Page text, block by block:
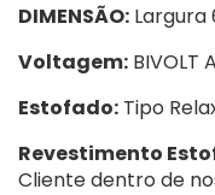
DIMENSÃO: Largura
Voltagem: BIVOLT
Estofado: Tipo
Revestimento
Cliente dentro de